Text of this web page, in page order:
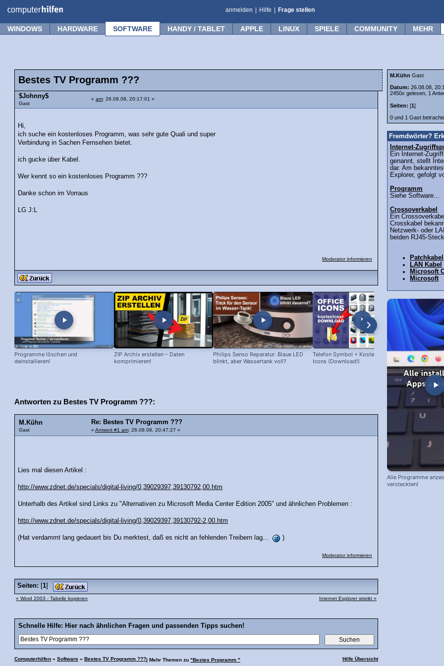
anmelden Hilfe Frage stellen
WINDOWS HARDWARE SOFTWARE HANDY / TABLET APPLE LINUX SPIELE COMMUNITY MEHR
Bestes TV Programm ???
$Johnny$
Gast
« am: 26.08.08, 20:17:01 »
Hi,
ich suche ein kostenloses Programm, was sehr gute Quali und super
Verbindung in Sachen Fernsehen bietet.
ich gucke über Kabel.
Wer kennt so ein kostenloses Programm ???
Danke schon im Vorraus
LG J:L
Moderator informieren
Programme löschen und
deinstallieren!
ZIP Archiv erstellen – Daten
komprimieren!
Philips Senso Reparatur: Blaue LED
blinkt, aber Wassertank voll?
Telefon Symbol + Kostenlose Office
Icons (Download!)
Tolino:
Antworten zu Bestes TV Programm ???:
M.Kühn
Gast
Re: Bestes TV Programm ???
« Antwort #1 am: 26.08.08, 20:47:27 »
Lies mal diesen Artikel :
http://www.zdnet.de/specials/digital-living/0,39029397,39130792,00.htm
Unterhalb des Artikel sind Links zu "Alternativen zu Microsoft Media Center Edition 2005" und ähnlichen Problemen :
http://www.zdnet.de/specials/digital-living/0,39029397,39130792-2,00.htm
(Hat verdammt lang gedauert bis Du merktest, daß es nicht an fehlenden Treibern lag... )
Moderator informieren
Seiten: [1]
« Word 2003 - Tabelle kopieren Internet Explorer streikt »
Schnelle Hilfe: Hier nach ähnlichen Fragen und passenden Tipps suchen!
Computerhilfen » Software » Bestes TV Programm ??? Hilfe Übersicht
| Mehr Themen zu "Bestes Programm "
M.Kühn Gast
Datum: 26.08.08,
2450x gelesen, 1
Seiten: [1]
0 und 1 Gast
Fremdwörter?
Internet-
Ein Internet-
genannt, stellt
dar. Am
Explorer, gefolgt
Programm
Siehe Software...
Crossoverkabel
Ein
Crosskabel
Netzwerk- oder
beiden RJ45-
Patchkabel
LAN Kabel
Microsoft
Microsoft
Alle Programme
versteckten!